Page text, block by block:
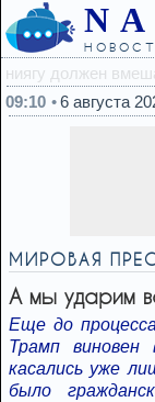
09:10
6 августа
МИРОВАЯ
А мы ударим
Еще до
Трамп
касались уже
было